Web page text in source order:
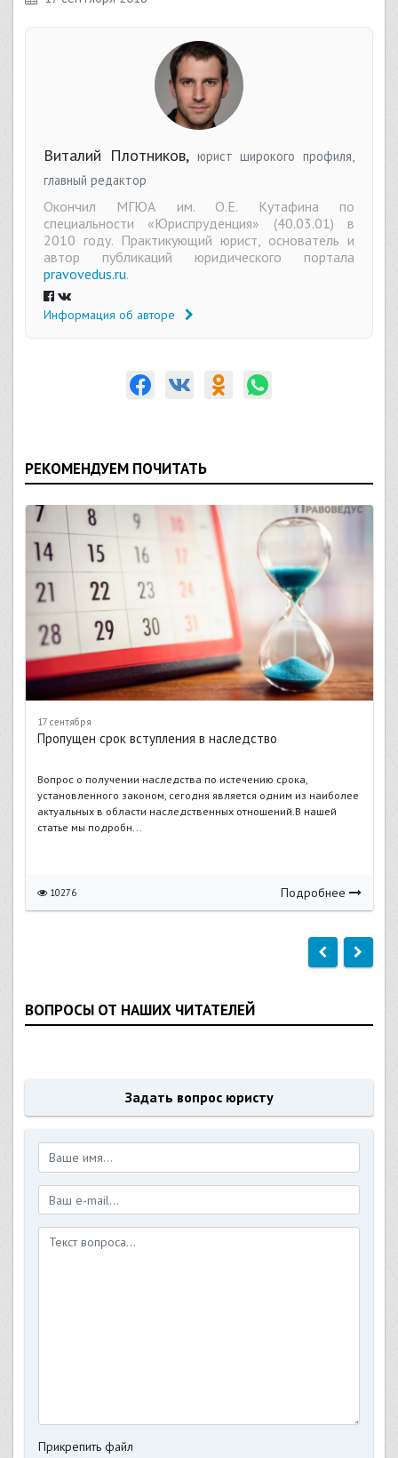
Виталий Плотников, юрист широкого профиля,
главный редактор
Окончил МГЮА им. О.Е. Кутафина по
специальности «Юриспруденция» (40.03.01) в
2010 году. Практикующий юрист, основатель и
автор публикаций юридического портала
pravovedus.ru.
Информация об авторе
РЕКОМЕНДУЕМ ПОЧИТАТЬ
17 сентября
Пропущен срок вступления в наследство
Вопрос о получении наследства по истечению срока,
установленного законом, сегодня является одним из наиболее
актуальных в области наследственных отношений.В нашей
статье мы подробн...
10276 Подробнее
ВОПРОСЫ ОТ НАШИХ ЧИТАТЕЛЕЙ
Задать вопрос юристу
Прикрепить файл